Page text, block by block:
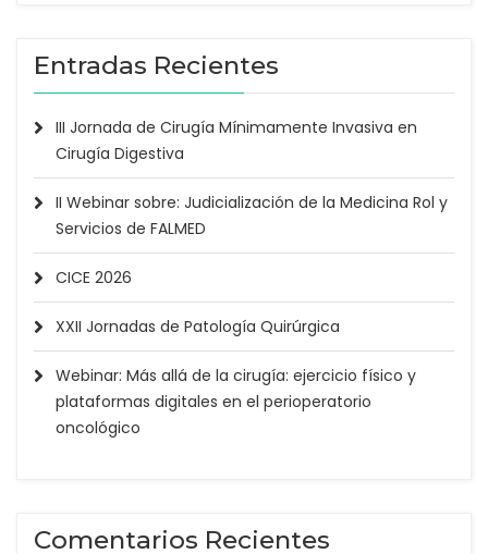
Entradas Recientes
III Jornada de Cirugía Mínimamente Invasiva en
Cirugía Digestiva
II Webinar sobre: Judicialización de la Medicina Rol y
Servicios de FALMED
CICE 2026
XXII Jornadas de Patología Quirúrgica
Webinar: Más allá de la cirugía: ejercicio físico y
plataformas digitales en el perioperatorio
oncológico
Comentarios Recientes